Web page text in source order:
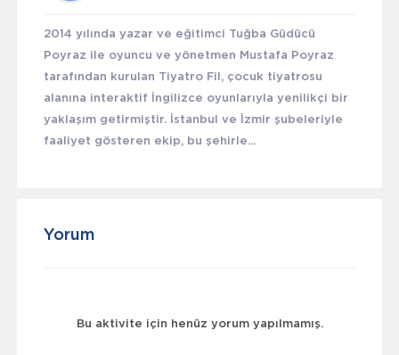
2014 yılında yazar ve eğitimci Tuğba Güdücü
Poyraz ile oyuncu ve yönetmen Mustafa Poyraz
tarafından kurulan Tiyatro Fil, çocuk tiyatrosu
alanına interaktif İngilizce oyunlarıyla yenilikçi bir
yaklaşım getirmiştir. İstanbul ve İzmir şubeleriyle
faaliyet gösteren ekip, bu şehirle...
Yorum
Bu aktivite için henüz yorum yapılmamış.